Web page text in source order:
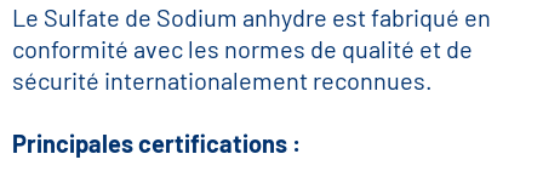
Le Sulfate de Sodium anhydre est fabriqué en
conformité avec les normes de qualité et de
sécurité internationalement reconnues.
Principales certifications :